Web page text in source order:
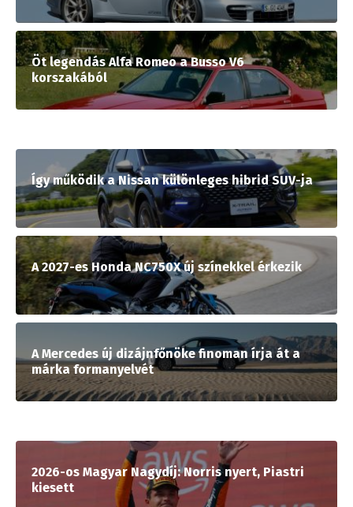
Öt legendás Alfa Romeo a Busso V6
korszakából
Így működik a Nissan különleges hibrid SUV-ja
A 2027-es Honda NC750X új színekkel érkezik
A Mercedes új dizájnfőnöke finoman írja át a
márka formanyelvét
2026-os Magyar Nagydíj: Norris nyert, Piastri
kiesett